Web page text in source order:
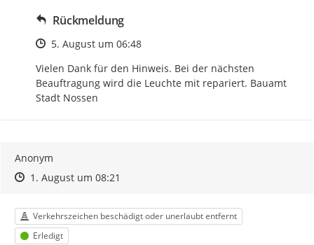
Rückmeldung
Zeitpunkt des Erstellens
5. August um 06:48
Vielen Dank für den Hinweis. Bei der nächsten
Beauftragung wird die Leuchte mit repariert. Bauamt
Stadt Nossen
Anonym
Zeitpunkt des Erstellens
Zeitpunkt des Erstellens
1. August um 08:21
Kategorie
Verkehrszeichen beschädigt oder unerlaubt entfernt
Status
Erledigt